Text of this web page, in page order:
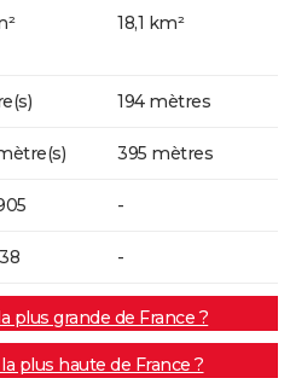
18,1 km²
194 mètres
395 mètres
-
-
plus grande de France ?
plus haute de France ?